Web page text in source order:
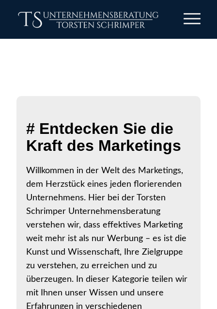
# Entdecken Sie die
Kraft des Marketings
Willkommen in der Welt des Marketings,
dem Herzstück eines jeden florierenden
Unternehmens. Hier bei der Torsten
Schrimper Unternehmensberatung
verstehen wir, dass effektives Marketing
weit mehr ist als nur Werbung – es ist die
Kunst und Wissenschaft, Ihre Zielgruppe
zu verstehen, zu erreichen und zu
überzeugen. In dieser Kategorie teilen wir
mit Ihnen unser Wissen und unsere
Erfahrungen in verschiedenen